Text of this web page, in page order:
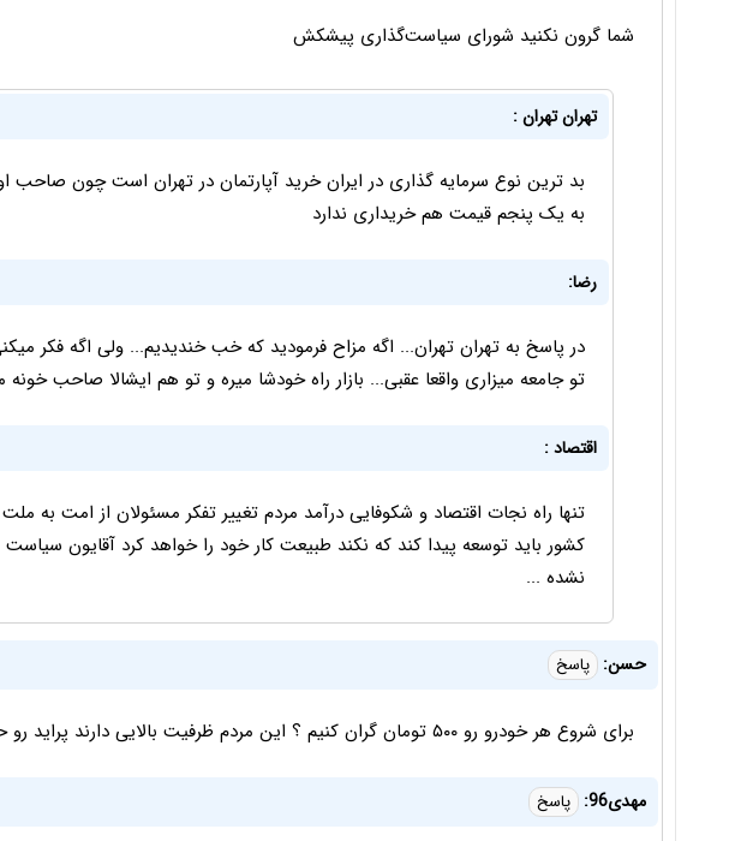
شما گرون نکنید شورای سیاست‌گذاری پیشکش
تهران تهران :
بد ترین نوع سرمایه گذاری در ایران خرید آپارتمان در تهران است چون
به یک پنجم قیمت هم خریداری ندارد
رضا:
در پاسخ به تهران تهران... اگه مزاح فرمودید که خب خندیدیم... ولی اگه فکر
تو جامعه میزاری واقعا عقبی... بازار راه خودشا میره و تو هم ایشالا صاحب
اقتصاد :
تنها راه نجات اقتصاد و شکوفایی درآمد مردم تغییر تفکر مسئولان از امت به
کشور باید توسعه پیدا کند که نکند طبیعت کار خود را خواهد کرد آقایون سیاست
نشده ...
حسن: پاسخ
برای شروع هر خودرو رو ۵۰۰ تومان گران کنیم ؟ این مردم ظرفیت بالایی دارند پراید رو حتی ۱ میلیارد هم میخرند
مهدی96: پاسخ